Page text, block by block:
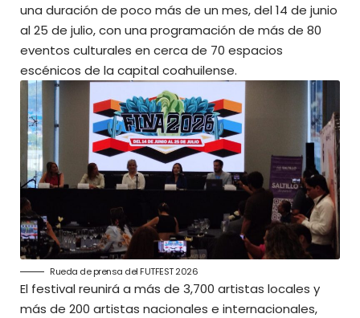
una duración de poco más de un mes, del 14 de junio
al 25 de julio, con una programación de más de 80
eventos culturales en cerca de 70 espacios
escénicos de la capital coahuilense.
Rueda de prensa del FUTFEST 2026
El festival reunirá a más de 3,700 artistas locales y
más de 200 artistas nacionales e internacionales,